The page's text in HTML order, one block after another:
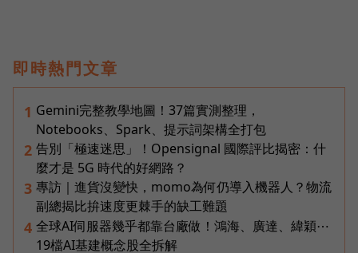
即時熱門文章
1 Gemini完整教學地圖！37篇實測整理，
Notebooks、Spark、提示詞架構全打包
2 告別「極速迷思」！Opensignal 國際評比揭密：什
麼才是 5G 時代的好網路？
3 專訪｜進貨沒變快，momo為何仍導入機器人？物流
副總揭比拚速度更棘手的缺工難題
4 全球AI伺服器幾乎都靠台廠做！鴻海、廣達、緯穎⋯
19檔AI基建概念股全拆解